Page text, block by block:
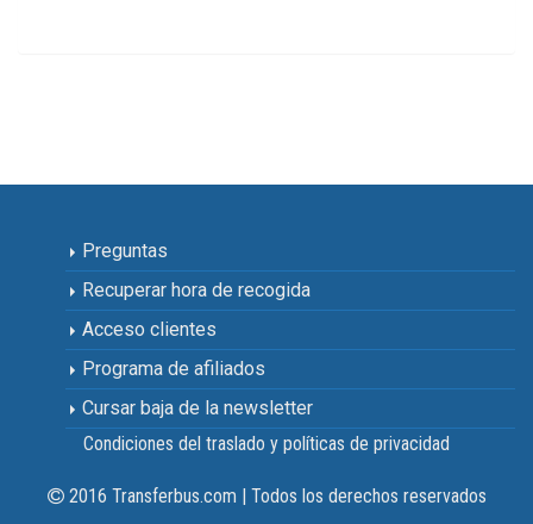
Preguntas
Recuperar hora de recogida
Acceso clientes
Programa de afiliados
Cursar baja de la newsletter
Condiciones del traslado y políticas de privacidad
2016 Transferbus.com | Todos los derechos reservados